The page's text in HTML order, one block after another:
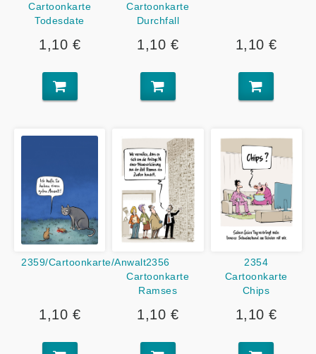
Cartoonkarte
Todesdate
1,10 €
Cartoonkarte
Durchfall
1,10 € 1,10 €
2359/Cartoonkarte/Anwalt
1,10 €
2356
Cartoonkarte
Ramses
1,10 €
2354
Cartoonkarte
Chips
1,10 €